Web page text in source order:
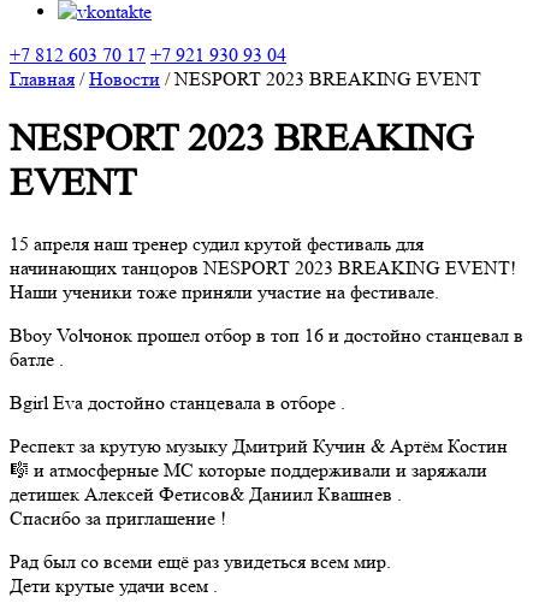
+7 812 603 70 17 +7 921 930 93 04
Главная /Новости /NESPORT 2023 BREAKING EVENT
NESPORT 2023 BREAKING
EVENT
15 апреля наш тренер судил крутой фестиваль для
начинающих танцоров NESPORT 2023 BREAKING EVENT!
Наши ученики тоже приняли участие на фестивале.
Bboy Volчонок прошел отбор в топ 16 и достойно станцевал в
батле .
Bgirl Eva достойно станцевала в отборе .
Респект за крутую музыку Дмитрий Кучин & Артём Костин
🎼 и атмосферные МС которые поддерживали и заряжали
детишек Алексей Фетисов& Даниил Квашнев .
Спасибо за приглашение !
Рад был со всеми ещё раз увидеться всем мир.
Дети крутые удачи всем .